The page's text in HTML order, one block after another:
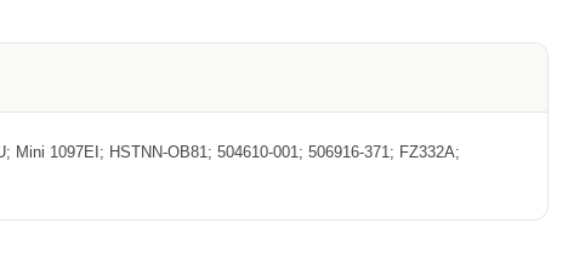
1097EI; HSTNN-OB81; 504610-001; 506916-371; FZ332A;